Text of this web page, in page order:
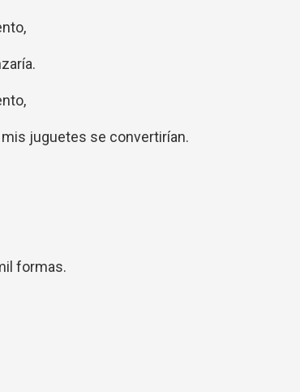
juguetes se convertirían.
formas.